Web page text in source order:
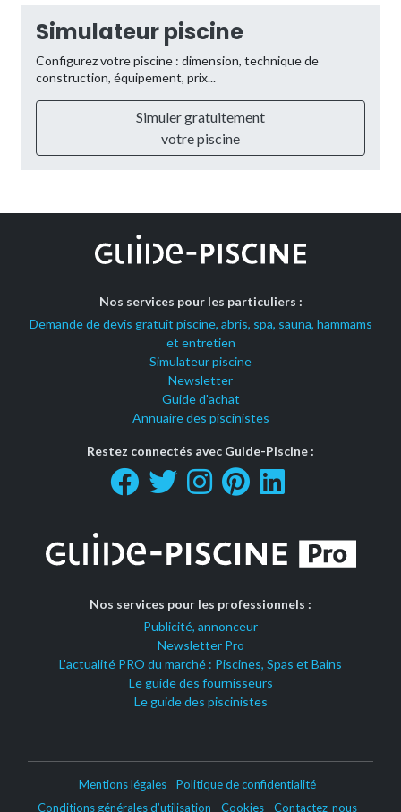
Simulateur piscine
Configurez votre piscine : dimension, technique de
construction, équipement, prix...
Simuler gratuitement
votre piscine
Nos services pour les particuliers :
Demande de devis gratuit piscine, abris, spa, sauna, hammams
et entretien
Simulateur piscine
Newsletter
Guide d'achat
Annuaire des piscinistes
Restez connectés avec Guide-Piscine :
Nos services pour les professionnels :
Publicité, annonceur
Newsletter Pro
L'actualité PRO du marché : Piscines, Spas et Bains
Le guide des fournisseurs
Le guide des piscinistes
Mentions légales
Politique de confidentialité
Conditions générales d’utilisation
Cookies Contactez-nous